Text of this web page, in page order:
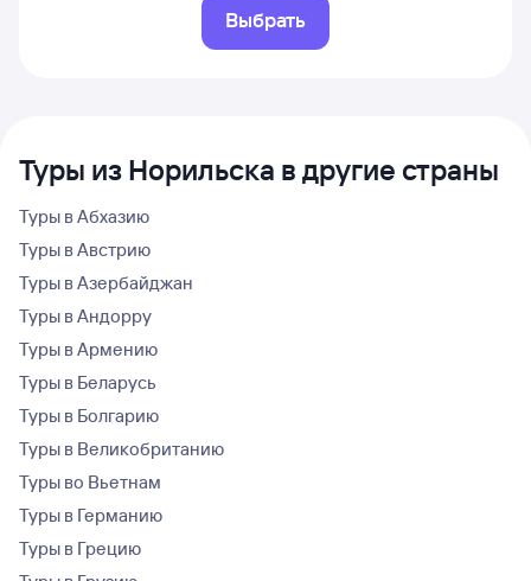
Выбрать
Туры из Норильска в другие страны
Туры в Абхазию
Туры в Австрию
Туры в Азербайджан
Туры в Андорру
Туры в Армению
Туры в Беларусь
Туры в Болгарию
Туры в Великобританию
Туры во Вьетнам
Туры в Германию
Туры в Грецию